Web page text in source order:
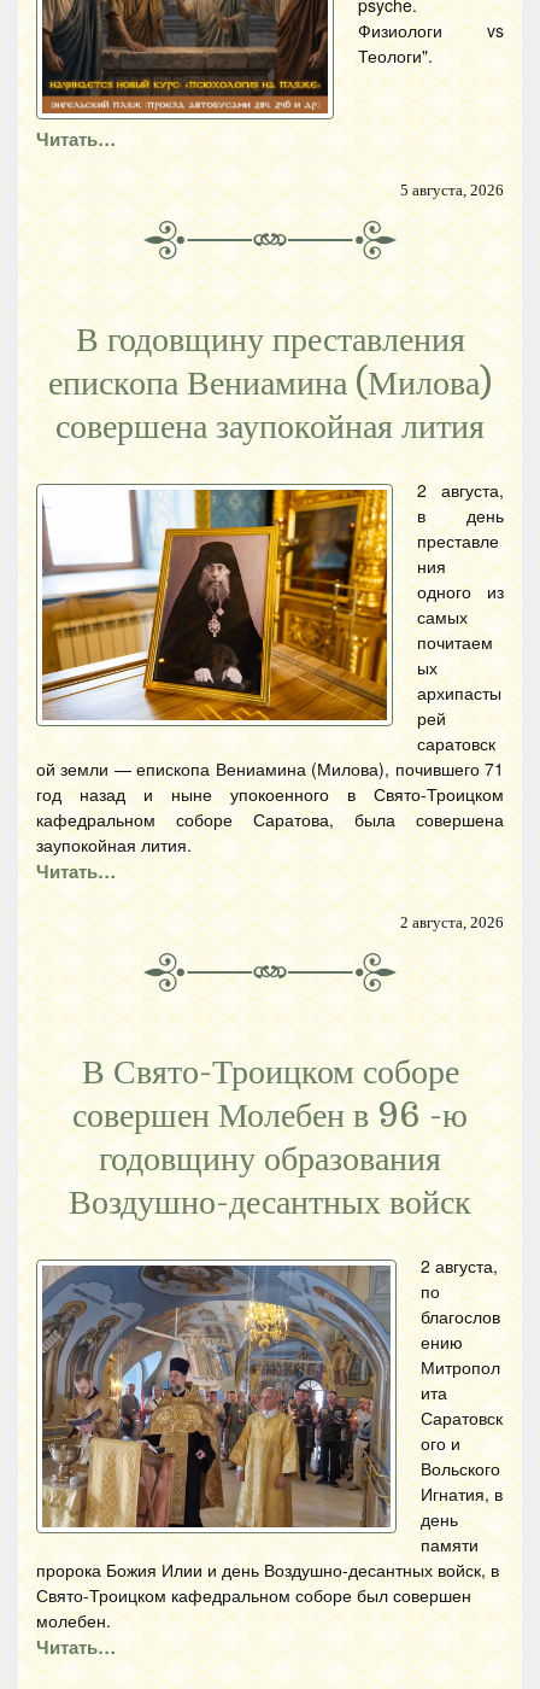
psyche.
Физиологи vs
Теологи".
Читать…
5 августа, 2026
В годовщину преставления
епископа Вениамина (Милова)
совершена заупокойная лития
2 августа,
в день
преставле
ния
одного из
самых
почитаем
ых
архипасты
рей
саратовск
ой земли — епископа Вениамина (Милова), почившего 71
год назад и ныне упокоенного в Свято-Троицком
кафедральном соборе Саратова, была совершена
заупокойная лития.
Читать…
2 августа, 2026
В Свято-Троицком соборе
совершен Молебен в 96 -ю
годовщину образования
Воздушно-десантных войск
2 августа,
по
благослов
ению
Митропол
ита
Саратовск
ого и
Вольского
Игнатия, в
день
памяти
пророка Божия Илии и день Воздушно-десантных войск, в
Свято-Троицком кафедральном соборе был совершен
молебен.
Читать…